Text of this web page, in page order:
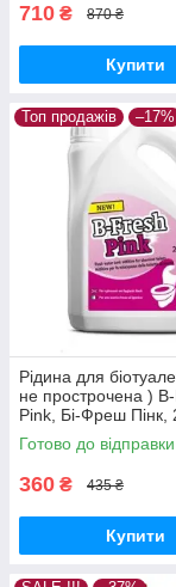
710 ₴ 870 ₴
Купити
Топ продажів –17%
Рідина для
не прострочена )
Pink, Бі-Фреш Пінк,
THETFORD.
Готово до відправки
360 ₴ 435 ₴
Купити